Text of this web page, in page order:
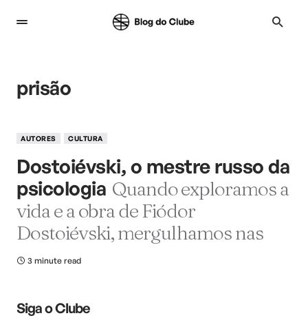
prisão
AUTORES CULTURA
Dostoiévski, o mestre russo da
psicologia Quando exploramos a
vida e a obra de Fiódor
Dostoiévski, mergulhamos nas
3 minute read
Siga o Clube